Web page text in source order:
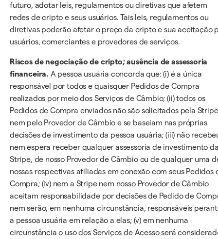
futuro, adotar leis, regulamentos ou diretivas que afetem
redes de cripto e seus usuários. Tais leis, regulamentos ou
diretivas poderão afetar o preço da cripto e sua aceitação
usuários, comerciantes e provedores de serviços.
Riscos de negociação de cripto; ausência de assessoria
financeira. A pessoa usuária concorda que: (i) é a única
responsável por todos e quaisquer Pedidos de Compra
realizados por meio dos Serviços de Câmbio; (ii) todos os
Pedidos de Compra enviados não são solicitados pela Stripe
nem pelo Provedor de Câmbio e se baseiam nas próprias
decisões de investimento da pessoa usuária; (iii) não
nem espera receber qualquer assessoria de investimento
Stripe, de nosso Provedor de Câmbio ou de qualquer uma
nossas respectivas afiliadas em conexão com seus Pedidos
Compra; (iv) nem a Stripe nem nosso Provedor de Câmbio
aceitam responsabilidade por decisões de Pedido de
nem serão, em nenhuma circunstância, responsáveis
a pessoa usuária em relação a elas; (v) em nenhuma
circunstância o uso dos Serviços de Acesso será